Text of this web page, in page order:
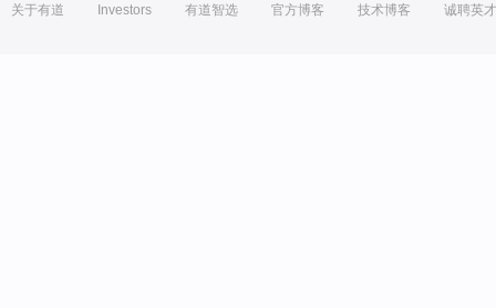
关于有道 Investors 有道智选 官方博客 技术博客 诚聘英才